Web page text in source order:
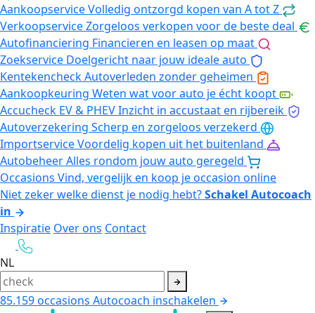
AankoopserviceVolledig ontzorgd kopen van A tot Z
VerkoopserviceZorgeloos verkopen voor de beste deal
Autofinanciering Financieren en leasen op maat
Zoekservice Doelgericht naar jouw ideale auto
KentekencheckAutoverleden zonder geheimen
Aankoopkeuring Weten wat voor auto je écht koopt
Accucheck EV & PHEVInzicht in accustaat en rijbereik
Autoverzekering Scherp en zorgeloos verzekerd
ImportserviceVoordelig kopen uit het buitenland
AutobeheerAlles rondom jouw auto geregeld
Occasions Vind, vergelijk en koop je occasion online
Niet zeker welke dienst je nodig hebt?Schakel Autocoach
in
Inspiratie Over ons Contact
NL
85.159occasions Autocoach inschakelen